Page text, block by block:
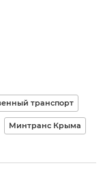
транспорт
Минтранс Крыма